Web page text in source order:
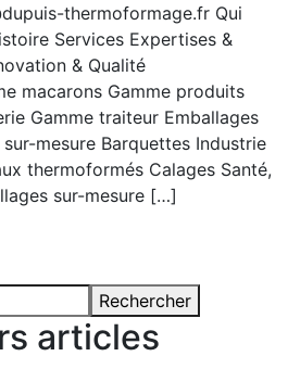
thermoformage.fr Qui
Services Expertises &
& Qualité
macarons Gamme produits
Gamme traiteur Emballages
mesure Barquettes Industrie
thermoformés Calages Santé,
sur-mesure […]
Rechercher
articles